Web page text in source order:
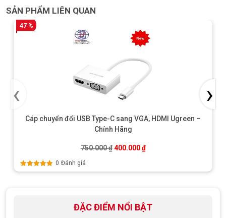
SẢN PHẨM LIÊN QUAN
47 %
Cáp chuyển đổi USB Type-C sang VGA, HDMI Ugreen –
Chính Hãng
750.000₫ Giá gốc là: 750.000 ₫.
400.000₫Giá hiện tại là: 400.000
Được xếp
0 Đánh giá
‹ ›
ĐẶC ĐIỂM NỔI BẬT